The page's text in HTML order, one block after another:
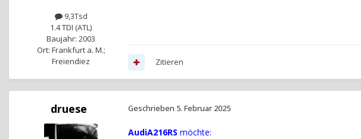
9,3Tsd
1.4 TDI (ATL)
Baujahr: 2003
Ort: Frankfurt a. M.;
Freiendiez
Zitieren
druese Geschrieben 5. Februar 2025
AudiA216RS möchte: